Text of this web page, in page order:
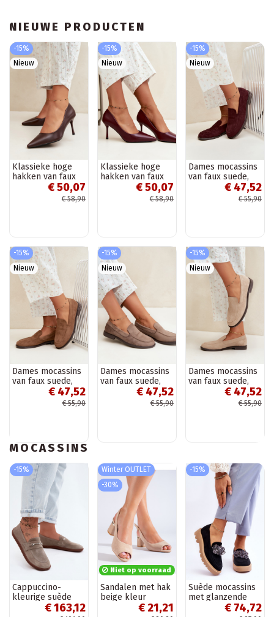
NIEUWE PRODUCTEN
-15%
Nieuw
Klassieke hoge
hakken van faux
leer, chocolade
€ 50,07
€ 58,90
-15%
Nieuw
Klassieke hoge
hakken van faux
leer, bordeaux
€ 50,07
€ 58,90
-15%
Nieuw
Dames mocassins
van faux suede,
bordeaux Laisie
€ 47,52
€ 55,90
-15%
Nieuw
Dames mocassins
van faux suede,
bruin Laisie€ 47,52
€ 55,90
-15%
Nieuw
Dames mocassins
van faux suede,
kleikleur Laisie
€ 47,52
€ 55,90
-15%
Nieuw
Dames mocassins
van faux suede,
zandkleur Laisie
€ 47,52
€ 55,90
MOCASSINS
-15%
Cappuccino-
kleurige suède
mocassins€ 163,12
Winter OUTLET
-30%
Niet op voorraad
Sandalen met hak
beige kleur
€ 21,21
-15%
Suède mocassins
met glanzende
oogjes in de kleur
€ 74,72